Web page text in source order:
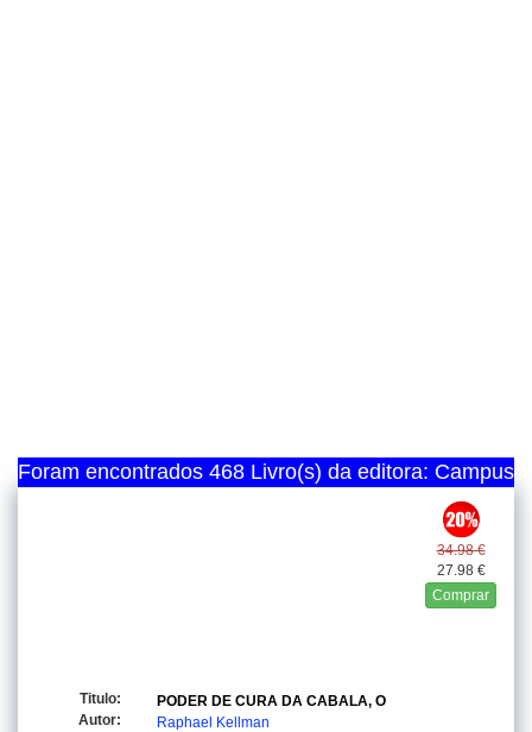
Foram encontrados 468 Livro(s) da editora: Campus
34.98 €
27.98 €
Comprar
Titulo:
PODER DE CURA DA CABALA, O
Autor:
Raphael Kellman